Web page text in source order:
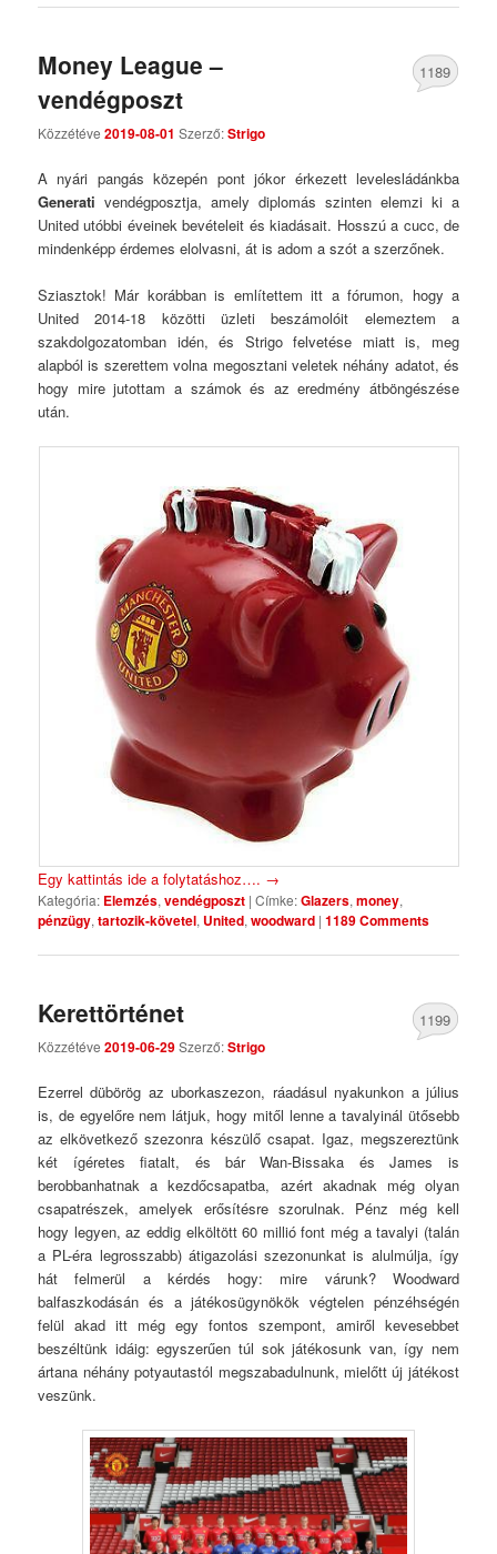
Money League –
vendégposzt
Közzétéve2019-08-01 Szerző:Strigo
1189
A nyári pangás közepén pont jókor érkezett levelesládánkba
Generati vendégposztja, amely diplomás szinten elemzi ki a
United utóbbi éveinek bevételeit és kiadásait. Hosszú a cucc, de
mindenképp érdemes elolvasni, át is adom a szót a szerzőnek.
Sziasztok! Már korábban is említettem itt a fórumon, hogy a
United 2014-18 közötti üzleti beszámolóit elemeztem a
szakdolgozatomban idén, és Strigo felvetése miatt is, meg
alapból is szerettem volna megosztani veletek néhány adatot, és
hogy mire jutottam a számok és az eredmény átböngészése
után.
Egy kattintás ide a folytatáshoz…. →
Kategória: Elemzés,vendégposzt |Címke:Glazers,money,
pénzügy,tartozik-követel, United,woodward |1189 Comments
Kerettörténet
Közzétéve2019-06-29Szerző:Strigo
1199
Ezerrel dübörög az uborkaszezon, ráadásul nyakunkon a július
is, de egyelőre nem látjuk, hogy mitől lenne a tavalyinál ütősebb
az elkövetkező szezonra készülő csapat. Igaz, megszereztünk
két ígéretes fiatalt, és bár Wan-Bissaka és James is
berobbanhatnak a kezdőcsapatba, azért akadnak még olyan
csapatrészek, amelyek erősítésre szorulnak. Pénz még kell
hogy legyen, az eddig elköltött 60 millió font még a tavalyi (talán
a PL-éra legrosszabb) átigazolási szezonunkat is alulmúlja, így
hát felmerül a kérdés hogy: mire várunk? Woodward
balfaszkodásán és a játékosügynökök végtelen pénzéhségén
felül akad itt még egy fontos szempont, amiről kevesebbet
beszéltünk idáig: egyszerűen túl sok játékosunk van, így nem
ártana néhány potyautastól megszabadulnunk, mielőtt új játékost
veszünk.